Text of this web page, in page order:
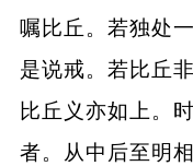
嘱比丘。若独处
是说戒。若比丘
比丘义亦如上。
者。从中后至明